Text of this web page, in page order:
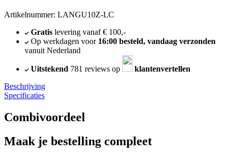
Artikelnummer: LANGU10Z-LC
Gratislevering vanaf € 100,-
Op werkdagen voor 16:00 besteld, vandaag verzonden
vanuit Nederland
Uitstekend 781 reviews op
klantenvertellen
Beschrijving
Specificaties
Combivoordeel
Maak je bestelling compleet